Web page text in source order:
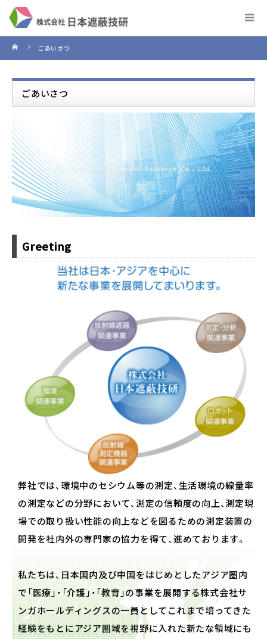
ごあいさつ
ごあいさつ
Greeting
弊社では、環境中のセシウム等の測定、生活環境の線量率
の測定などの分野において、測定の信頼度の向上、測定現
場での取り扱い性能の向上などを図るための測定装置の
開発を社内外の専門家の協力を得て、進めております。
私たちは、日本国内及び中国をはじめとしたアジア圏内
で「医療」・「介護」・「教育」の事業を展開する株式会社サ
ンガホールディングスの一員としてこれまで培ってきた
経験をもとにアジア圏域を視野に入れた新たな領域にも